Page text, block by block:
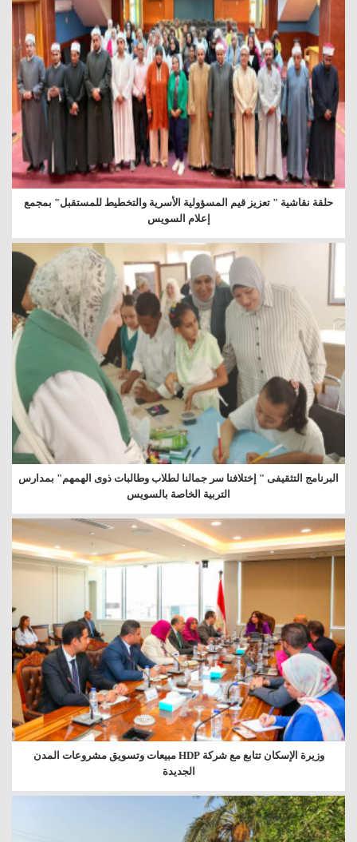
حلقة نقاشية " تعزيز قيم المسؤولية الأسرية والتخطيط للمستقبل" بمجمع
إعلام السويس
البرنامج التثقيفى " إختلافنا سر جمالنا لطلاب وطالبات ذوى الهمهم" بمدارس
التربية الخاصة بالسويس
وزيرة الإسكان تتابع مع شركة HDP مبيعات وتسويق مشروعات المدن
الجديدة